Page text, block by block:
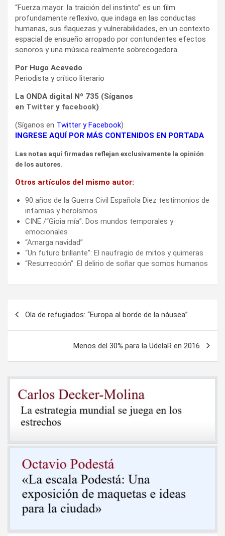
“Fuerza mayor: la traición del instinto” es un film
profundamente reflexivo, que indaga en las conductas
humanas, sus flaquezas y vulnerabilidades, en un contexto
espacial de ensueño arropado por contundentes efectos
sonoros y una música realmente sobrecogedora.
Por Hugo Acevedo
Periodista y crítico literario
La ONDA digital Nº 735 (Síganos
en Twitter y facebook)
(Síganos en Twitter yFacebook)
INGRESE AQUÍ POR MÁS CONTENIDOS EN PORTADA
Las notas aquí firmadas reflejan exclusivamente la opinión
de los autores.
Otros artículos del mismo autor:
90 años de la Guerra Civil Española Diez testimonios de
infamias y heroísmos
CINE /“Gioia mía”: Dos mundos temporales y
emocionales
“Amarga navidad”
“Un futuro brillante”: El naufragio de mitos y quimeras
“Resurrección”: El delirio de soñar que somos humanos
Ola de refugiados: “Europa al borde de la náusea”
Menos del 30% para la UdelaR en 2016